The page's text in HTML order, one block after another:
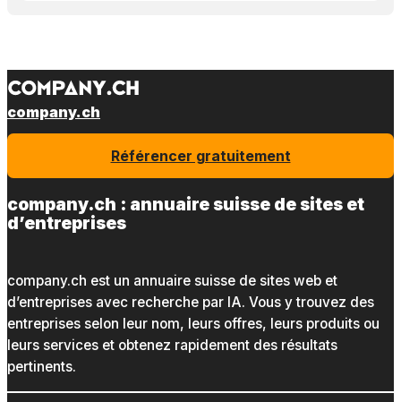
company.ch
Référencer gratuitement
company.ch : annuaire suisse de sites et
d’entreprises
company.ch est un annuaire suisse de sites web et
d’entreprises avec recherche par IA. Vous y trouvez des
entreprises selon leur nom, leurs offres, leurs produits ou
leurs services et obtenez rapidement des résultats
pertinents.